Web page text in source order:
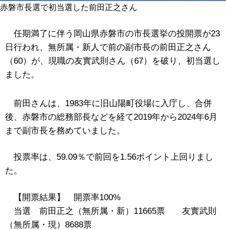
赤磐市長選で初当選した前田正之さん
任期満了に伴う岡山県赤磐市の市長選挙の投開票が23
日行われ、無所属・新人で前の副市長の前田正之さん
（60）が、現職の友實武則さん（67）を破り、初当選し
ました。
前田さんは、1983年に旧山陽町役場に入庁し、合併
後、赤磐市の総務部長などを経て2019年から2024年6月
まで副市長を務めていました。
投票率は、59.09％で前回を1.56ポイント上回りまし
た。
【開票結果】 開票率100%
当選 前田正之（無所属・新）11665票 友實武則
（無所属・現）8688票